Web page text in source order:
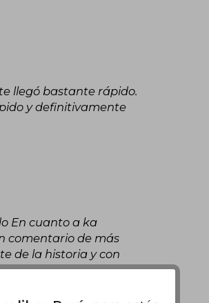
llegó bastante rápido.
y definitivamente
En cuanto a ka
comentario de más
de la historia y con